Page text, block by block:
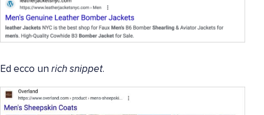
Ed ecco un rich snippet.